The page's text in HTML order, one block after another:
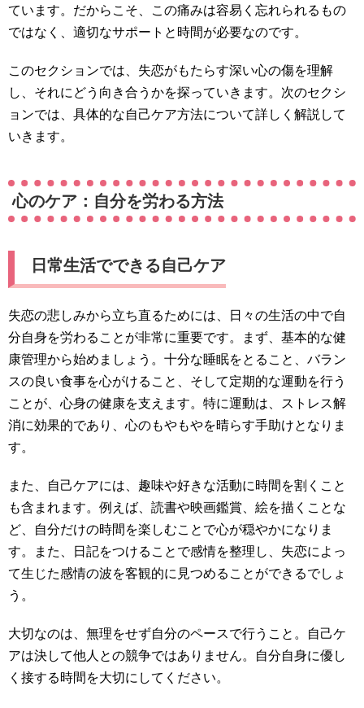
ています。だからこそ、この痛みは容易く忘れられるもの
ではなく、適切なサポートと時間が必要なのです。
このセクションでは、失恋がもたらす深い心の傷を理解
し、それにどう向き合うかを探っていきます。次のセクシ
ョンでは、具体的な自己ケア方法について詳しく解説して
いきます。
心のケア：自分を労わる方法
日常生活でできる自己ケア
失恋の悲しみから立ち直るためには、日々の生活の中で自
分自身を労わることが非常に重要です。まず、基本的な健
康管理から始めましょう。十分な睡眠をとること、バラン
スの良い食事を心がけること、そして定期的な運動を行う
ことが、心身の健康を支えます。特に運動は、ストレス解
消に効果的であり、心のもやもやを晴らす手助けとなりま
す。
また、自己ケアには、趣味や好きな活動に時間を割くこと
も含まれます。例えば、読書や映画鑑賞、絵を描くことな
ど、自分だけの時間を楽しむことで心が穏やかになりま
す。また、日記をつけることで感情を整理し、失恋によっ
て生じた感情の波を客観的に見つめることができるでしょ
う。
大切なのは、無理をせず自分のペースで行うこと。自己ケ
アは決して他人との競争ではありません。自分自身に優し
く接する時間を大切にしてください。